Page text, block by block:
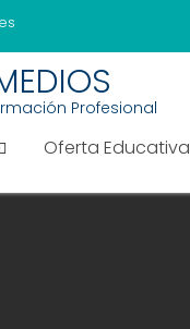
Profesional
Oferta Educativa